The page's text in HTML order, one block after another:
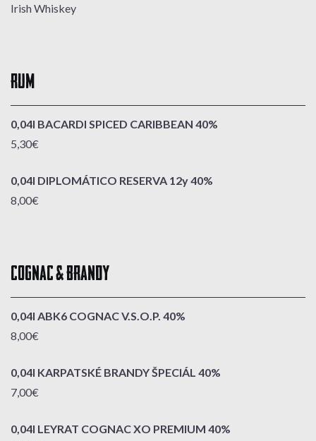
Irish Whiskey
RUM
0,04l BACARDI SPICED CARIBBEAN 40%
5,30€
0,04l DIPLOMÁTICO RESERVA 12y 40%
8,00€
COGNAC & BRANDY
0,04l ABK6 COGNAC V.S.O.P. 40%
8,00€
0,04l KARPATSKÉ BRANDY ŠPECIÁL 40%
7,00€
0,04l LEYRAT COGNAC XO PREMIUM 40%